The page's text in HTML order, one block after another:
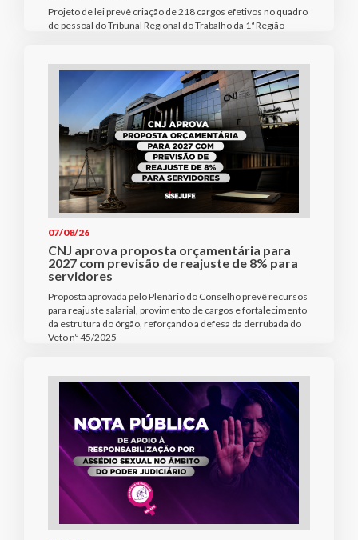
Projeto de lei prevê criação de 218 cargos efetivos no quadro
de pessoal do Tribunal Regional do Trabalho da 1ª Região
07/08/26
CNJ aprova proposta orçamentária para
2027 com previsão de reajuste de 8% para
servidores
Proposta aprovada pelo Plenário do Conselho prevê recursos
para reajuste salarial, provimento de cargos e fortalecimento
da estrutura do órgão, reforçando a defesa da derrubada do
Veto nº 45/2025